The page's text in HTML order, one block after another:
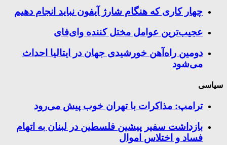
چهار کاری که هنگام شارژ آیفون نباید انجام دهیم
عجیب‌ترین عوامل مختل کننده وای‌فای
دومین راه‌آهن خورشیدی جهان در ایتالیا احداث
می‌شود
سیاسی
ترامپ: مذاکرات با تهران خوب پیش می‌رود
بازداشت سفیر پیشین فلسطین در لبنان به اتهام
فساد و اختلاس اموال